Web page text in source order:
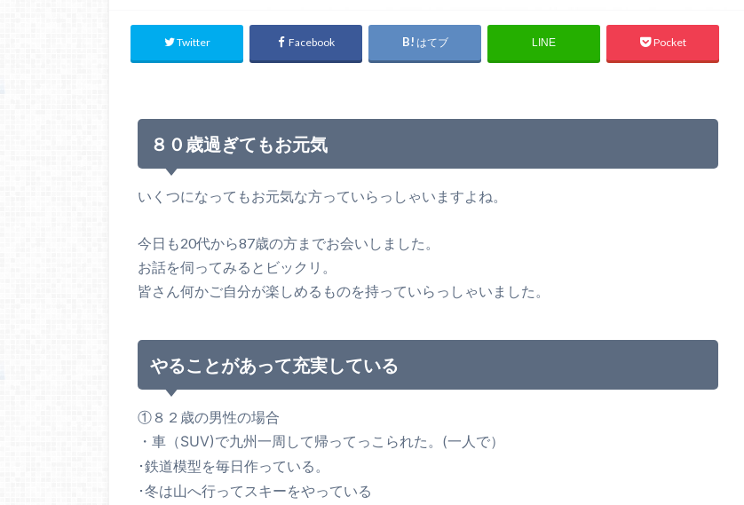
Twitter Facebook はてブ LINE Pocket
８０歳過ぎてもお元気
いくつになってもお元気な方っていらっしゃいますよね。
今日も20代から87歳の方までお会いしました。
お話を伺ってみるとビックリ。
皆さん何かご自分が楽しめるものを持っていらっしゃいました。
やることがあって充実している
①８２歳の男性の場合
・車（SUV)で九州一周して帰ってっこられた。(一人で）
･鉄道模型を毎日作っている。
･冬は山へ行ってスキーをやっている